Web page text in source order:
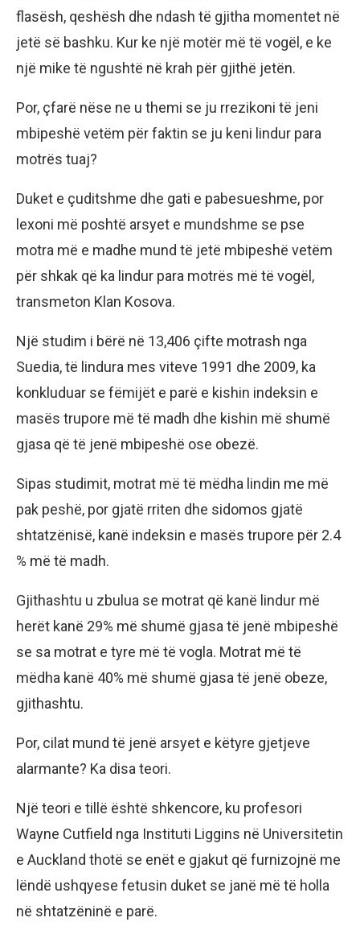
flasësh, qeshësh dhe ndash të gjitha momentet në
jetë së bashku. Kur ke një motër më të vogël, e ke
një mike të ngushtë në krah për gjithë jetën.
Por, çfarë nëse ne u themi se ju rrezikoni të jeni
mbipeshë vetëm për faktin se ju keni lindur para
motrës tuaj?
Duket e çuditshme dhe gati e pabesueshme, por
lexoni më poshtë arsyet e mundshme se pse
motra më e madhe mund të jetë mbipeshë vetëm
për shkak që ka lindur para motrës më të vogël,
transmeton Klan Kosova.
Një studim i bërë në 13,406 çifte motrash nga
Suedia, të lindura mes viteve 1991 dhe 2009, ka
konkluduar se fëmijët e parë e kishin indeksin e
masës trupore më të madh dhe kishin më shumë
gjasa që të jenë mbipeshë ose obezë.
Sipas studimit, motrat më të mëdha lindin me më
pak peshë, por gjatë rriten dhe sidomos gjatë
shtatzënisë, kanë indeksin e masës trupore për 2.4
% më të madh.
Gjithashtu u zbulua se motrat që kanë lindur më
herët kanë 29% më shumë gjasa të jenë mbipeshë
se sa motrat e tyre më të vogla. Motrat më të
mëdha kanë 40% më shumë gjasa të jenë obeze,
gjithashtu.
Por, cilat mund të jenë arsyet e këtyre gjetjeve
alarmante? Ka disa teori.
Një teori e tillë është shkencore, ku profesori
Wayne Cutfield nga Instituti Liggins në Universitetin
e Auckland thotë se enët e gjakut që furnizojnë me
lëndë ushqyese fetusin duket se janë më të holla
në shtatzëninë e parë.